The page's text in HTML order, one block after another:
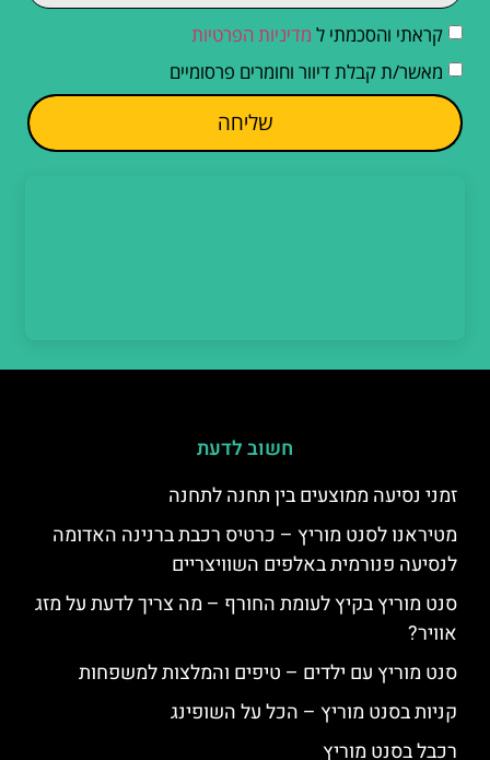
קראתי והסכמתי ל מדיניות הפרטיות
מאשר/ת קבלת דיוור וחומרים פרסומיים
שליחה
חשוב לדעת
זמני נסיעה ממוצעים בין תחנה לתחנה
מטיראנו לסנט מוריץ – כרטיס רכבת ברנינה האדומה
לנסיעה פנורמית באלפים השוויצריים
סנט מוריץ בקיץ לעומת החורף – מה צריך לדעת על מזג
אוויר?
סנט מוריץ עם ילדים – טיפים והמלצות למשפחות
קניות בסנט מוריץ – הכל על השופינג
רכבל בסנט מוריץ